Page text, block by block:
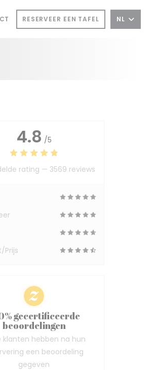
RESERVEER EEN TAFEL NL
4.8 /5
rating — 3569 reviews
Prijs
gecertificeerde
beoordelingen
klanten hebben na hun
een beoordeling
gegeven